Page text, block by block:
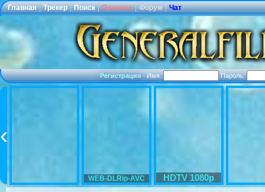
Главная | Трекер | Поиск | Правила | Форум | Чат
Регистрация·Имя: Пароль:
WEB-DLRip-AVC HDTV 1080p